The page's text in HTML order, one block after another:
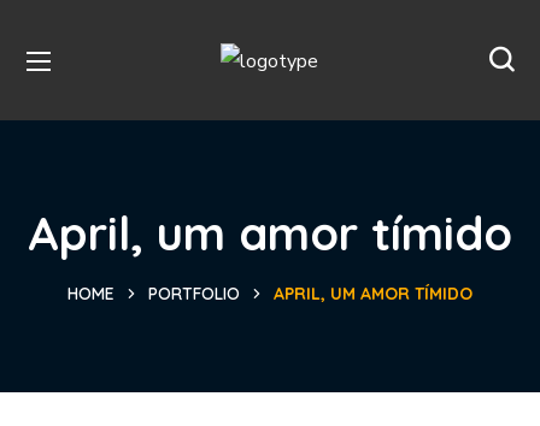
April, um amor tímido
HOME PORTFOLIO APRIL, UM AMOR TÍMIDO